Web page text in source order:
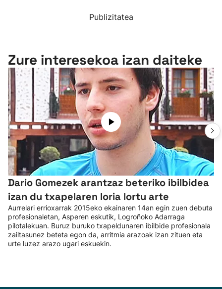
Publizitatea
Zure interesekoa izan daiteke
Dario Gomezek arantzaz beteriko ibilbidea
izan du txapelaren loria lortu arte
Aurrelari errioxarrak 2015eko ekainaren 14an egin zuen debuta
profesionaletan, Asperen eskutik, Logroñoko Adarraga
pilotalekuan. Buruz buruko txapeldunaren ibilbide profesionala
zailtasunez beteta egon da, arritmia arazoak izan zituen eta
urte luzez arazo ugari eskuekin.